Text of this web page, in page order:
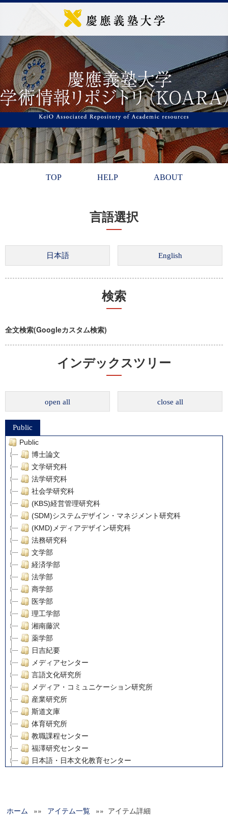
TOP HELP ABOUT
言語選択
検索
全文検索(Googleカスタム検索)
インデックスツリー
open all close all
Public
Public
博士論文
文学研究科
法学研究科
社会学研究科
(KBS)経営管理研究科
(SDM)システムデザイン・マネジメント研究科
(KMD)メディアデザイン研究科
法務研究科
文学部
経済学部
法学部
商学部
医学部
理工学部
湘南藤沢
薬学部
日吉紀要
メディアセンター
言語文化研究所
メディア・コミュニケーション研究所
産業研究所
斯道文庫
体育研究所
教職課程センター
福澤研究センター
日本語・日本文化教育センター
グローバルリサーチインスティテュート
ホーム »» アイテム一覧 »» アイテム詳細